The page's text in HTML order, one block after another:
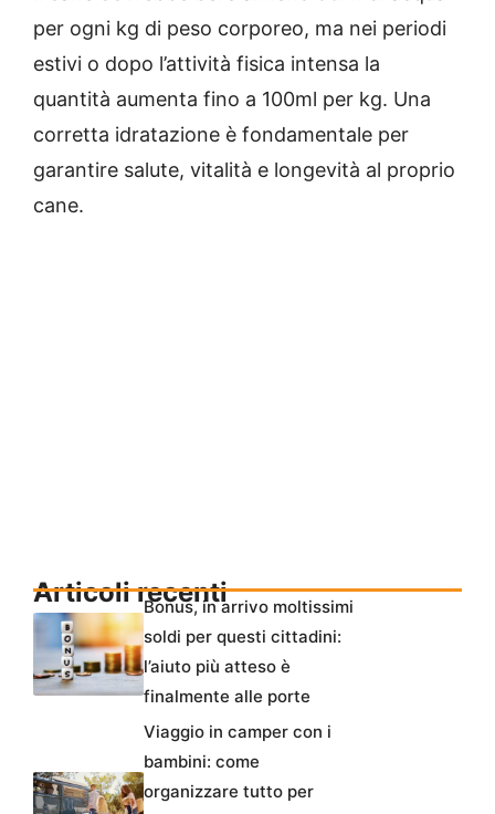
per ogni kg di peso corporeo, ma nei periodi
estivi o dopo l’attività fisica intensa la
quantità aumenta fino a 100ml per kg. Una
corretta idratazione è fondamentale per
garantire salute, vitalità e longevità al proprio
cane.
Articoli recentiBonus, in arrivo moltissimi
soldi per questi cittadini:
l’aiuto più atteso è
finalmente alle porte
Viaggio in camper con i
bambini: come
organizzare tutto per